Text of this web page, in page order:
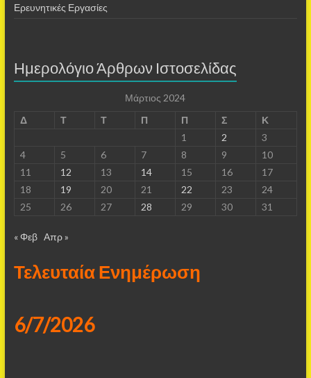
Ερευνητικές Εργασίες
Ημερολόγιο Άρθρων Ιστοσελίδας
Μάρτιος 2024
Δ
Τ Τ Π Π Σ
Κ
1
2
3
4
5 6 7 8 9
10
11
12 13 14 15 16
17
18
19 20 21 22 23
24
25
26 27 28 29 30 31
« Φεβ Απρ »
Τελευταία Ενημέρωση
6/7/2026